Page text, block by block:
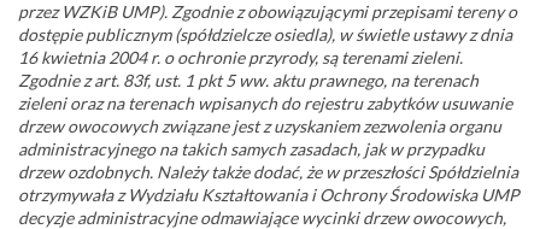
przez WZKiB UMP). Zgodnie z obowiązującymi przepisami tereny o
dostępie publicznym (spółdzielcze osiedla), w świetle ustawy z dnia
16 kwietnia 2004 r. o ochronie przyrody, są terenami zieleni.
Zgodnie z art. 83f, ust. 1 pkt 5 ww. aktu prawnego, na terenach
zieleni oraz na terenach wpisanych do rejestru zabytków usuwanie
drzew owocowych związane jest z uzyskaniem zezwolenia organu
administracyjnego na takich samych zasadach, jak w przypadku
drzew ozdobnych. Należy także dodać, że w przeszłości Spółdzielnia
otrzymywała z Wydziału Kształtowania i Ochrony Środowiska UMP
decyzje administracyjne odmawiające wycinki drzew owocowych,